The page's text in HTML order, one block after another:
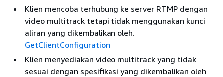
Klien mencoba terhubung ke server RTMP dengan
video multitrack tetapi tidak menggunakan kunci
aliran yang dikembalikan oleh.
GetClientConfiguration
Klien menyediakan video multitrack yang tidak
sesuai dengan spesifikasi yang dikembalikan oleh